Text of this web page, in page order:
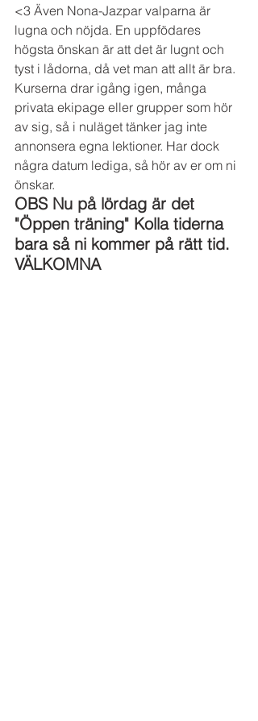
<3 Även Nona-Jazpar valparna är
lugna och nöjda. En uppfödares
högsta önskan är att det är lugnt och
tyst i lådorna, då vet man att allt är bra.
Kurserna drar igång igen, många
privata ekipage eller grupper som hör
av sig, så i nuläget tänker jag inte
annonsera egna lektioner. Har dock
några datum lediga, så hör av er om ni
önskar.
OBS Nu på lördag är det
"Öppen träning" Kolla tiderna
bara så ni kommer på rätt tid.
VÄLKOMNA